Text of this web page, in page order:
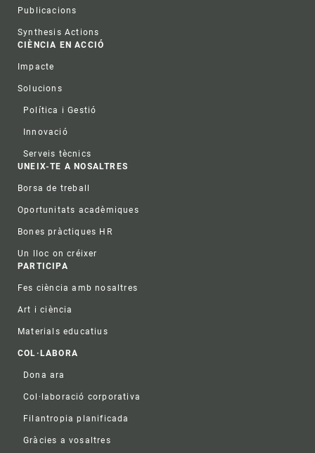
Publicacions
Synthesis Actions
CIÈNCIA EN ACCIÓ
Impacte
Solucions
Política i Gestió
Innovació
Serveis tècnics
UNEIX-TE A NOSALTRES
Borsa de treball
Oportunitats acadèmiques
Bones pràctiques HR
Un lloc on créixer
PARTICIPA
Fes ciència amb nosaltres
Art i ciència
Materials educatius
COL·LABORA
Dona ara
Col·laboració corporativa
Filantropia planificada
Gràcies a vosaltres